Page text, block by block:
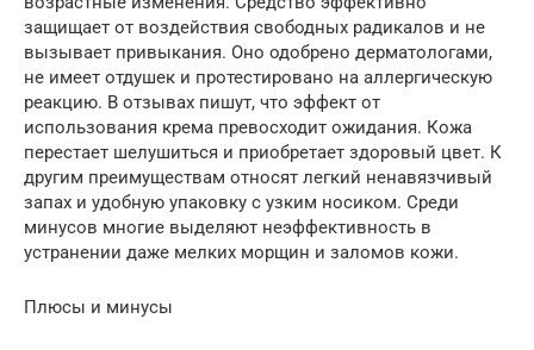
защищает от воздействия свободных радикалов и не
вызывает привыкания. Оно одобрено дерматологами,
не имеет отдушек и протестировано на аллергическую
реакцию. В отзывах пишут, что эффект от
использования крема превосходит ожидания. Кожа
перестает шелушиться и приобретает здоровый цвет. К
другим преимуществам относят легкий ненавязчивый
запах и удобную упаковку с узким носиком. Среди
минусов многие выделяют неэффективность в
устранении даже мелких морщин и заломов кожи.
Плюсы и минусы